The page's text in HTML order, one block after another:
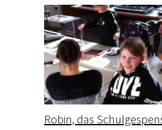
Robin, das